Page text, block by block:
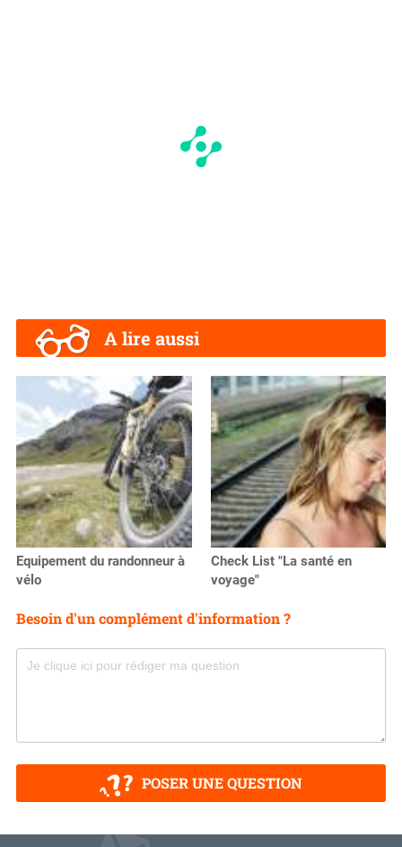
A lire aussi
Equipement du randonneur à
vélo
Check List "La santé en
voyage"
Besoin d'un complément d'information ?
POSER UNE QUESTION